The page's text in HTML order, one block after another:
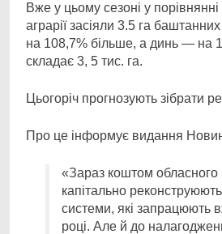
Вже у цьому сезоні у
аграрії засіяли 3.5 га баштанних
на 108,7% більше, а динь — на
складає 3, 5 тис. га.
Цьогоріч прогнозують зібрати
Про це інформує видання
«Зараз коштом
капітально
системи, які запрацюють
році. Але й до